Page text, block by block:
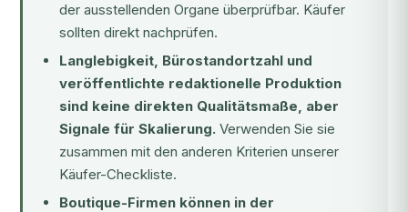
der ausstellenden Organe überprüfbar. Käufer
sollten direkt nachprüfen.
Langlebigkeit, Bürostandortzahl und
veröffentlichte redaktionelle Produktion
sind keine direkten Qualitätsmaße, aber
Signale für Skalierung. Verwenden Sie sie
zusammen mit den anderen Kriterien unserer
Käufer-Checkliste.
Boutique-Firmen können in der